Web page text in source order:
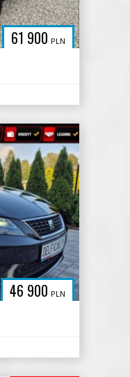
61 900 PLN
46 900 PLN